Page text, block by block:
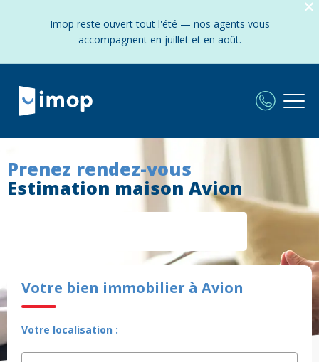
Imop reste ouvert tout l'été — nos agents vous
accompagnent en juillet et en août.
Prenez rendez-vous
Estimation maison Avion
Votre bien immobilier à Avion
Votre localisation :